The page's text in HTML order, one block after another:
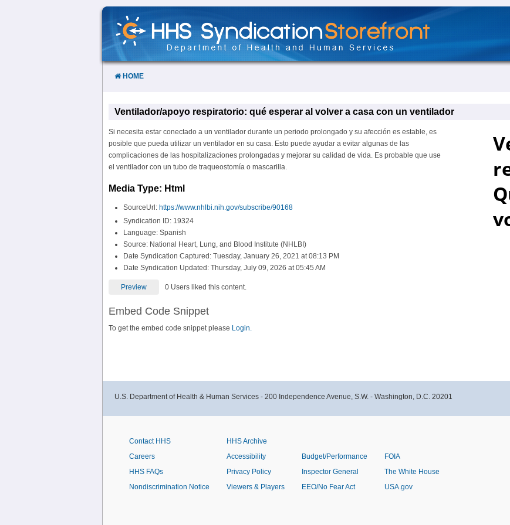
Skip
Content
HOME
Ventilador/apoyo respiratorio: qué esperar al volver a casa con un ventilador
Si necesita estar conectado a un ventilador durante un periodo prolongado y su afección es estable, es
posible que pueda utilizar un ventilador en su casa. Esto puede ayudar a evitar algunas de las
complicaciones de las hospitalizaciones prolongadas y mejorar su calidad de vida. Es probable que use
el ventilador con un tubo de traqueostomía o mascarilla.
Media Type: Html
SourceUrl: https://www.nhlbi.nih.gov/subscribe/90168
Syndication ID: 19324
Language: Spanish
Source: National Heart, Lung, and Blood Institute (NHLBI)
Date Syndication Captured: Tuesday, January 26, 2021 at 08:13 PM
Date Syndication Updated: Thursday, July 09, 2026 at 05:45 AM
Preview 0 Users liked this content.
Embed Code Snippet
To get the embed code snippet please Login.
U.S. Department of Health & Human Services - 200 Independence Avenue, S.W. - Washington, D.C. 20201
Contact HHS
Careers
HHS FAQs
Nondiscrimination Notice
HHS Archive
Accessibility
Privacy Policy
Viewers & Players
Budget/Performance
Inspector General
EEO/No Fear Act
FOIA
The White House
USA.gov